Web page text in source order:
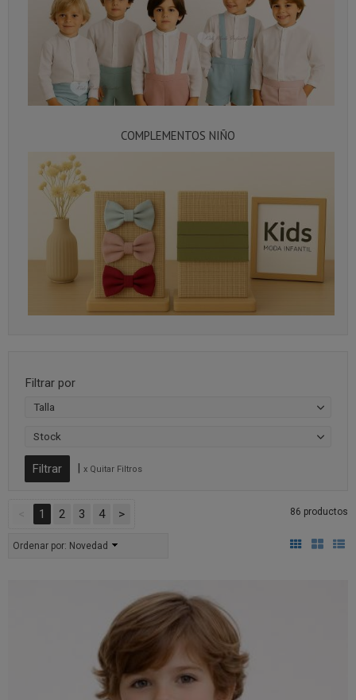
COMPLEMENTOS NIÑO
Filtrar por
Talla
Stock
| x Quitar Filtros
1 2 3 4 > 86 productos
Ordenar por: Novedad